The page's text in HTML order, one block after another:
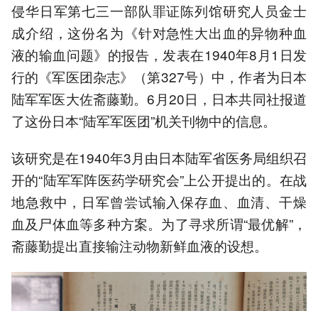
侵华日军第七三一部队罪证陈列馆研究人员金士
成介绍，这份名为《针对急性大出血的异物种血
液的输血问题》的报告，发表在1940年8月1日发
行的《军医团杂志》（第327号）中，作者为日本
陆军军医大佐斋藤勤。6月20日，日本共同社报道
了这份日本“陆军军医团”机关刊物中的信息。
该研究是在1940年3月由日本陆军省医务局组织召
开的“陆军军阵医药学研究会”上公开提出的。在战
地急救中，日军曾尝试输入保存血、血清、干燥
血及尸体血等多种方案。为了寻求所谓“最优解”，
斋藤勤提出直接输注动物新鲜血液的设想。